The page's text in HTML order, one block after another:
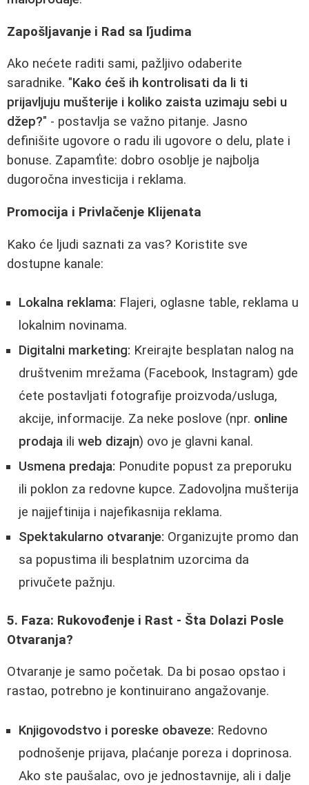
Zapošljavanje i Rad sa ľjudima
Ako nećete raditi sami, pažljivo odaberite
saradnike. "Kako ćeš ih kontrolisati da li ti
prijavljuju mušterije i koliko zaista uzimaju sebi u
džep?" - postavlja se važno pitanje. Jasno
definišite ugovore o radu ili ugovore o delu, plate i
bonuse. Zapamťite: dobro osoblje je najbolja
dugoročna investicija i reklama.
Promocija i Privlačenje Klijenata
Kako će ljudi saznati za vas? Koristite sve
dostupne kanale:
Lokalna reklama: Flajeri, oglasne table, reklama u
lokalnim novinama.
Digitalni marketing: Kreirajte besplatan nalog na
društvenim mrežama (Facebook, Instagram) gde
ćete postavljati fotografije proizvoda/usluga,
akcije, informacije. Za neke poslove (npr. online
prodaja ili web dizajn) ovo je glavni kanal.
Usmena predaja: Ponudite popust za preporuku
ili poklon za redovne kupce. Zadovoljna mušterija
je najjeftinija i najefikasnija reklama.
Spektakularno otvaranje: Organizujte promo dan
sa popustima ili besplatnim uzorcima da
privučete pažnju.
5. Faza: Rukovođenje i Rast - Šta Dolazi Posle
Otvaranja?
Otvaranje je samo početak. Da bi posao opstao i
rastao, potrebno je kontinuirano angažovanje.
Knjigovodstvo i poreske obaveze: Redovno
podnošenje prijava, plaćanje poreza i doprinosa.
Ako ste paušalac, ovo je jednostavnije, ali i dalje